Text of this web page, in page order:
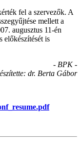
fel a szervezők. A
mellett a
augusztus 11-én
előkészítését is
- BPK -
dr. Berta Gábor